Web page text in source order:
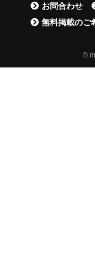
お問合わせ
無料掲載のご
©